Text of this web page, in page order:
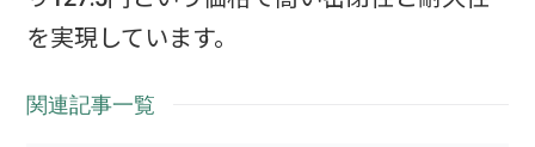
を実現しています。
関連記事一覧